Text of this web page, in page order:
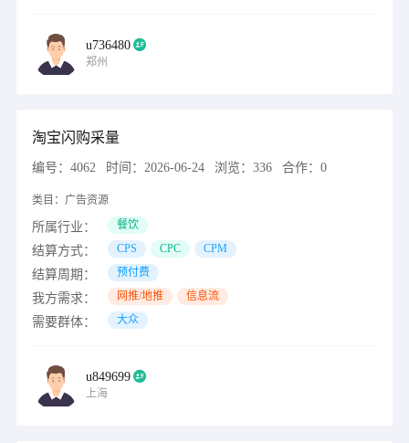
u736480
郑州
淘宝闪购采量
编号： 4062 时间： 2026-06-24 浏览： 336 合作： 0
类目： 广告资源
所属行业： 餐饮
结算方式： CPS CPC CPM
结算周期： 预付费
我方需求： 网推/地推 信息流
需要群体： 大众
u849699
上海